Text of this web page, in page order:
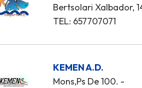
Bertsolari Xalbador,
TEL: 657707071
KEMEN A.D.
Mons,Ps De 100. -